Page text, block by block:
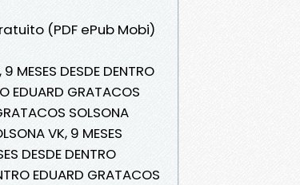
(PDF ePub Mobi)
MESES DESDE DENTRO
EDUARD GRATACOS
SOLSONA
VK, 9 MESES
DESDE DENTRO
EDUARD GRATACOS